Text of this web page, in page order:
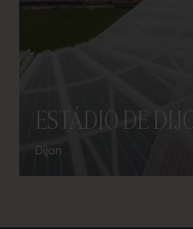
ESTÁDIO DE
Dijon